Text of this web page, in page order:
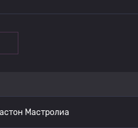
Мастролиа